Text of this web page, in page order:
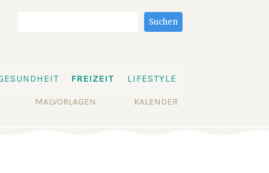
FREIZEIT LIFESTYLE
MALVORLAGEN KALENDER
Suchen